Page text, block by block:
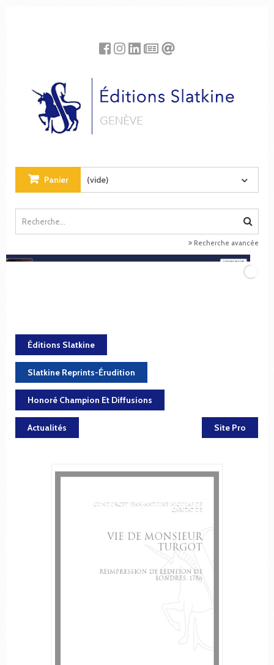
Panier (vide)
Recherche avancée
Éditions Slatkine
Slatkine Reprints-Érudition
Honoré Champion Et Diffusions
Actualités Site Pro